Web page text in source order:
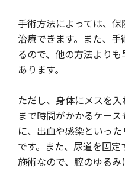
手術方法によっては、
治療できます。また、
るので、他の方法より
あります。
ただし、身体にメスを
まで時間がかかるケー
に、出血や感染といっ
です。また、尿道を固
施術なので、膣のゆるみ